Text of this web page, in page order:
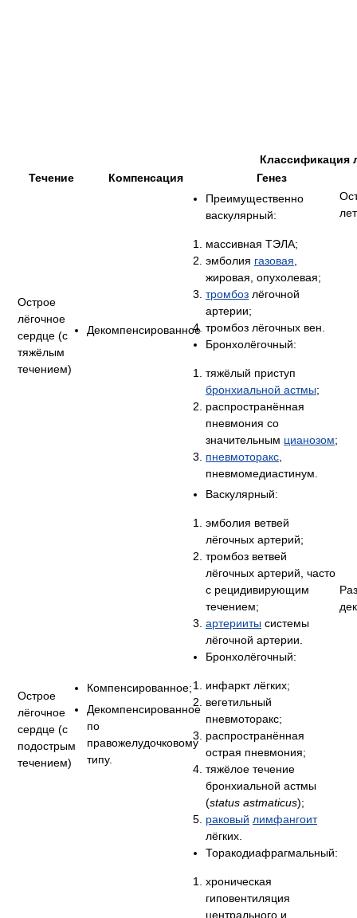
Классификация
Течение
Компенсация Генез
Острое
лёгочное
сердце (с
тяжёлым
течением)
Декомпенсированное
Преимущественно
васкулярный:
массивная ТЭЛА;
эмболия газовая
жировая, опухолевая;
тромбоз лёгочной
артерии;
тромбоз лёгочных вен.
Бронхолёгочный:
тяжёлый приступ
бронхиальной астмы;
распространённая
пневмония со
значительным цианозом;
пневмоторакс
пневмомедиастинум.
Острое
лёгочное
сердце (с
подострым
течением)
Компенсированное;
Декомпенсированное
по
правожелудочковому
типу.
Васкулярный:
эмболия ветвей
лёгочных артерий;
тромбоз ветвей
лёгочных артерий, часто
с рецидивирующим
течением;
артерииты системы
лёгочной артерии.
Бронхолёгочный:
инфаркт лёгких;
вегетильный
пневмоторакс;
распространённая
острая пневмония;
тяжёлое течение
бронхиальной астмы
(status astmaticus);
раковый лимфангоит
лёгких.
Торакодиафрагмальный:
хроническая
гиповентиляция
центрального и